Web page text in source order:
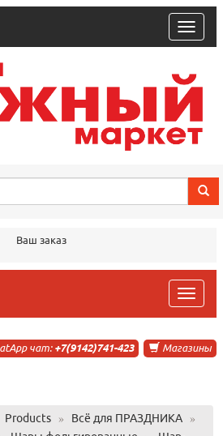
trk
Ваш заказ
trk
Магазины
чат: +7(9142)741-423
Products » Всё для ПРАЗДНИКА
»